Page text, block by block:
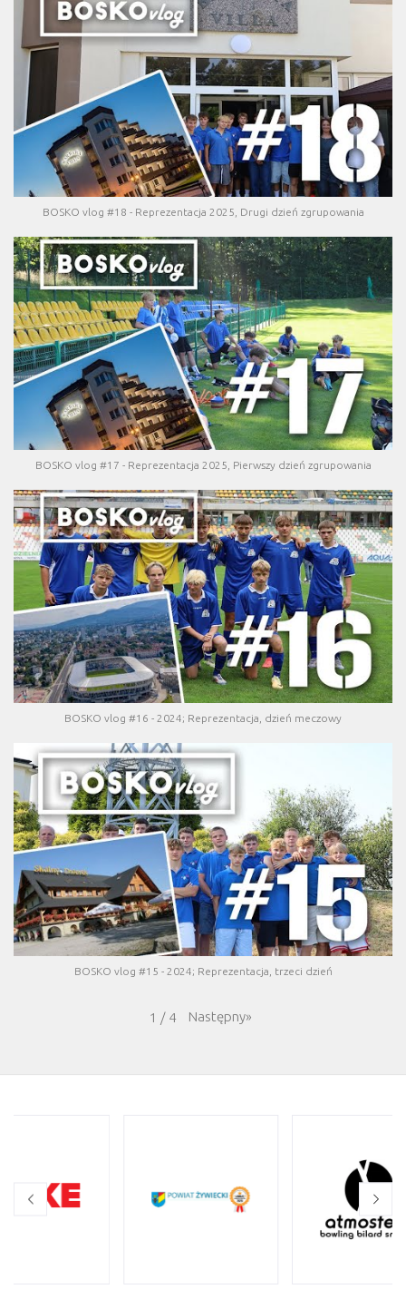
BOSKO vlog #18 - Reprezentacja 2025, Drugi dzień zgrupowania
BOSKO vlog #17 - Reprezentacja 2025, Pierwszy dzień zgrupowania
BOSKO vlog #16 - 2024; Reprezentacja, dzień meczowy
BOSKO vlog #15 - 2024; Reprezentacja, trzeci dzień
1 / 4 Następny»